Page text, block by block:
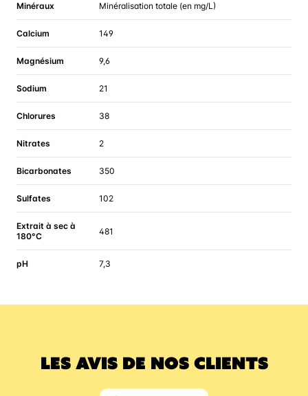
Minéraux Minéralisation totale (en mg/L)
Calcium 149
Magnésium 9,6
Sodium 21
Chlorures 38
Nitrates 2
Bicarbonates 350
Sulfates 102
Extrait à sec à
180°C
481
pH 7,3
LES AVIS DE NOS CLIENTS